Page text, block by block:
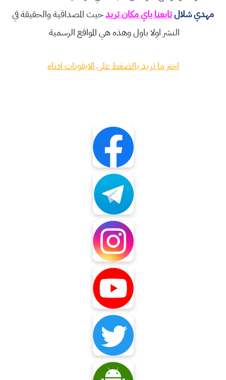
مهدي شلالتابعنا باي مكان تريدحيث المصداقية والحقيقة في
النشر اولا باول وهذه هي المواقع الرسمية
اختر ما تريد بالضغط على الايقونات ادناه